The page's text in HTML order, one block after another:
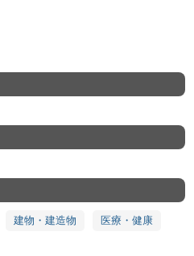
建物・建造物 医療・健康